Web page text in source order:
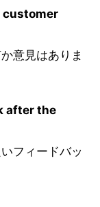
customer
意見はありま
after the
フィードバッ